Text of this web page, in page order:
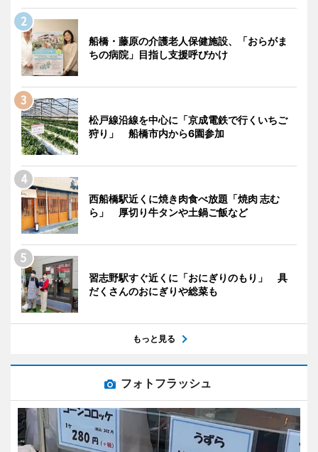
船橋・藤原の介護老人保健施設、「おらがま
ちの病院」目指し支援呼びかけ
松戸線沿線を中心に「京成電鉄で行くいちご
狩り」 船橋市内から6園参加
西船橋駅近くに焼き肉食べ放題「焼肉 志む
ら」 厚切り牛タンや土鍋ご飯など
習志野駅すぐ近くに「おにぎりのもり」 具
だくさんのおにぎりや総菜も
もっと見る
フォトフラッシュ